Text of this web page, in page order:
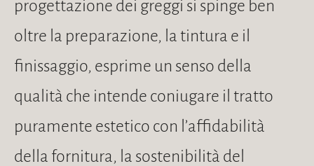
progettazione dei greggi si spinge ben
oltre la preparazione, la tintura e il
finissaggio, esprime un senso della
qualità che intende coniugare il tratto
puramente estetico con l’affidabilità
della fornitura, la sostenibilità del